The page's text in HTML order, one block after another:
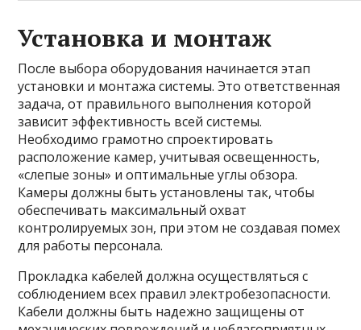
Установка и монтаж
После выбора оборудования начинается этап
установки и монтажа системы. Это ответственная
задача, от правильного выполнения которой
зависит эффективность всей системы.
Необходимо грамотно спроектировать
расположение камер, учитывая освещенность,
«слепые зоны» и оптимальные углы обзора.
Камеры должны быть установлены так, чтобы
обеспечивать максимальный охват
контролируемых зон, при этом не создавая помех
для работы персонала.
Прокладка кабелей должна осуществляться с
соблюдением всех правил электробезопасности.
Кабели должны быть надежно защищены от